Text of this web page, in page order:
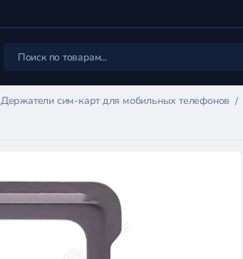
Держатели сим-карт для мобильных телефонов